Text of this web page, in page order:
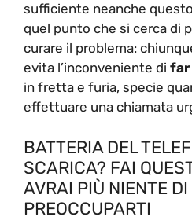
sufficiente neanche
quel punto che si cerca di
curare il problema:
evita l’inconveniente di far
in fretta e furia, specie
effettuare una chiamata
BATTERIA DEL
SCARICA? FAI
AVRAI PIÙ NIENTE DI
PREOCCUPARTI